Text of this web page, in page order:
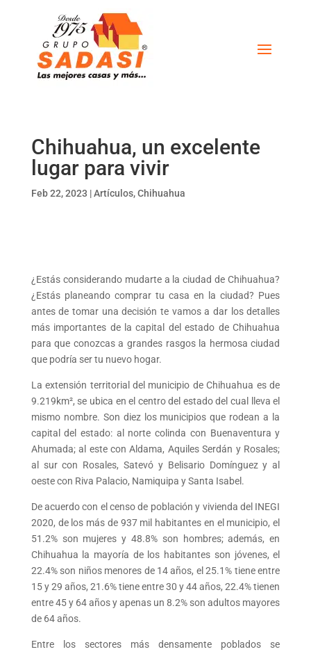
Chihuahua, un excelente
lugar para vivir
Feb 22, 2023 |Artículos,Chihuahua
¿Estás considerando mudarte a la ciudad de Chihuahua?
¿Estás planeando comprar tu casa en la ciudad? Pues
antes de tomar una decisión te vamos a dar los detalles
más importantes de la capital del estado de Chihuahua
para que conozcas a grandes rasgos la hermosa ciudad
que podría ser tu nuevo hogar.
La extensión territorial del municipio de Chihuahua es de
9.219km², se ubica en el centro del estado del cual lleva el
mismo nombre. Son diez los municipios que rodean a la
capital del estado: al norte colinda con Buenaventura y
Ahumada; al este con Aldama, Aquiles Serdán y Rosales;
al sur con Rosales, Satevó y Belisario Domínguez y al
oeste con Riva Palacio, Namiquipa y Santa Isabel.
De acuerdo con el censo de población y vivienda del INEGI
2020, de los más de 937 mil habitantes en el municipio, el
51.2% son mujeres y 48.8% son hombres; además, en
Chihuahua la mayoría de los habitantes son jóvenes, el
22.4% son niños menores de 14 años, el 25.1% tiene entre
15 y 29 años, 21.6% tiene entre 30 y 44 años, 22.4% tienen
entre 45 y 64 años y apenas un 8.2% son adultos mayores
de 64 años.
Entre los sectores más densamente poblados se